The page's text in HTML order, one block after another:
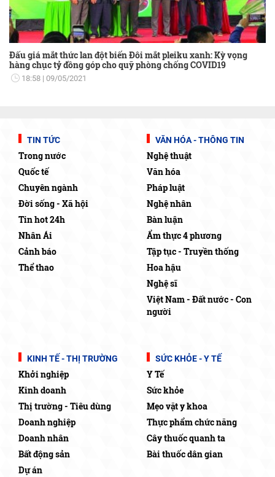
Đấu giá mắt thức lan đột biến Đôi mắt pleiku xanh: Kỳ vọng
hàng chục tỷ đồng góp cho quỹ phòng chống COVID19
18:58 09/05/2021
TIN TỨC
Trong nước
Quốc tế
Chuyên ngành
Đời sống - Xã hội
Tin hot 24h
Nhân Ái
Cảnh báo
Thể thao
VĂN HÓA - THÔNG TIN
Nghệ thuật
Văn hóa
Pháp luật
Nghệ nhân
Bàn luận
Ẩm thực 4 phương
Tập tục - Truyền thống
Hoa hậu
Nghệ sĩ
Việt Nam - Đất nước - Con
người
KINH TẾ - THỊ TRƯỜNG
Khởi nghiệp
Kinh doanh
Thị trường - Tiêu dùng
Doanh nghiệp
Doanh nhân
Bất động sản
Dự án
SỨC KHỎE - Y TẾ
Y Tế
Sức khỏe
Mẹo vặt y khoa
Thực phẩm chức năng
Cây thuốc quanh ta
Bài thuốc dân gian